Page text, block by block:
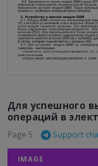
Для успешного
операций в
Page 5 Support
IMAGE